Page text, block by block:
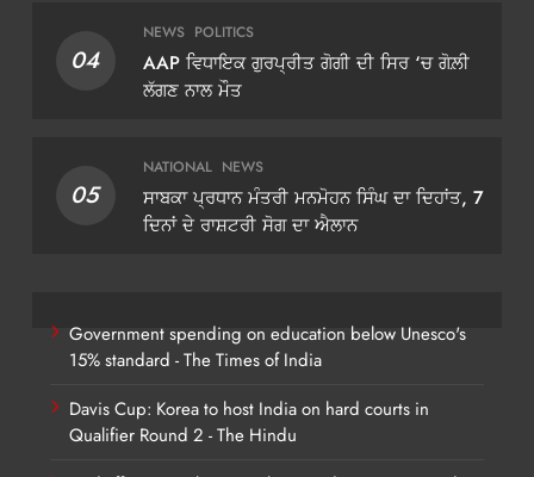
04
NEWS POLITICS
AAP ਵਿਧਾਇਕ ਗੁਰਪ੍ਰੀਤ ਗੋਗੀ ਦੀ ਸਿਰ ‘ਚ ਗੋਲ਼ੀ
ਲੱਗਣ ਨਾਲ ਮੌਤ
05
NATIONAL NEWS
ਸਾਬਕਾ ਪ੍ਰਧਾਨ ਮੰਤਰੀ ਮਨਮੋਹਨ ਸਿੰਘ ਦਾ ਦਿਹਾਂਤ, 7
ਦਿਨਾਂ ਦੇ ਰਾਸ਼ਟਰੀ ਸੋਗ ਦਾ ਐਲਾਨ
Government spending on education below Unesco's
15% standard - The Times of India
Davis Cup: Korea to host India on hard courts in
Qualifier Round 2 - The Hindu